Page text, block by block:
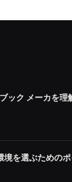
ック メーカを理
を選ぶためのポ